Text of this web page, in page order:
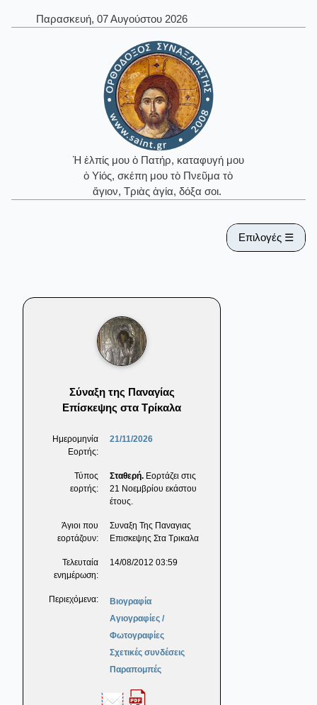
Παρασκευή, 07 Αυγούστου 2026
Ἡ ἐλπίς μου ὁ Πατήρ, καταφυγή μου
ὁ Υἱός, σκέπη μου τὸ Πνεῦμα τὸ
ἅγιον, Τριὰς ἁγία, δόξα σοι.
Επιλογές ☰
Σύναξη της Παναγίας
Επίσκεψης στα Τρίκαλα
Ημερομηνία
Εορτής:
21/11/2026
Τύπος
εορτής:
Σταθερή. Εορτάζει στις
21 Νοεμβρίου εκάστου
έτους.
Άγιοι που
εορτάζουν:
Συναξη Της Παναγιας
Επισκεψης Στα Τρικαλα
Τελευταία
ενημέρωση:
14/08/2012 03:59
Περιεχόμενα:
Βιογραφία
Αγιογραφίες /
Φωτογραφίες
Σχετικές συνδέσεις
Παραπομπές